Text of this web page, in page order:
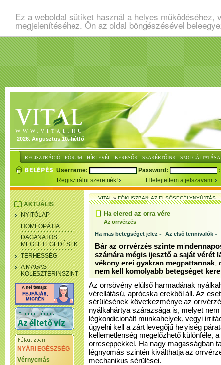
Ez a weboldal sütiket használ a helyes
megjelenítéséhez. Ön az oldal böngészésével
2026. Augusztus 10. hétfő
REGISZTRÁCIÓ : FÓRUM : HÍRLEVÉL : KERESŐK : SZAKÉRTŐINK :
Username:
Password:
Regisztrálni szeretnék!
Elfelejtettem a jelszavam
AKTUÁLIS
NYITÓLAP
HOMEOPÁTIA
DAGANATOS
MEGBETEGEDÉSEK
TERHESSÉG
A MAGAS
KOLESZTERINSZINT
NYÁRI EGÉSZSÉG
Vérnyomás
VITAL»FÓKUSZBAN: AZ ELSŐSEGÉLYNYÚJTÁS
Ha elered az orra vére
Az orrvérzés
Ha más betegséget jelez - Az első tennivalók -
Bár az orrvérzés szinte
számára mégis ijesztő a saját vérét
vékony erei gyakran megpattannak,
nem kell komolyabb betegséget
Az orrsövény elülső harmadának
vérellátású, aprócska erekből áll. Az
sérülésének következménye az
nyálkahártya szárazsága is, melyet
légkondicionált munkahelyek, vegyi
ügyelni kell a zárt levegőjű helyiség
kellemetlenség megelőzhető különféle,
orrcseppekkel. Ha nagy magasságban
légnyomás szintén kiválthatja az
mechanikus sérülései.